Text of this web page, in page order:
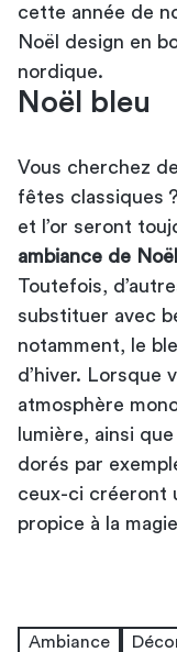
cette année de
Noël design en
nordique.
Noël bleu
Vous cherchez
fêtes classiques
et l’or seront
ambiance de
Toutefois,
substituer avec
notamment, le
d’hiver. Lorsque
atmosphère
lumière, ainsi
dorés par
ceux-ci créeront
propice à la
Ambiance